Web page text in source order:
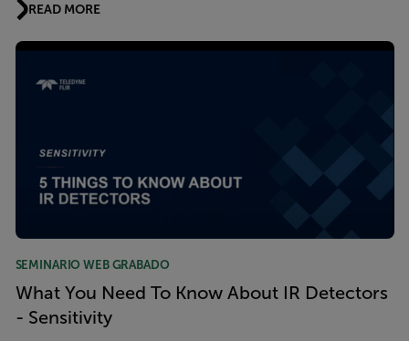
READ MORE
SEMINARIO WEB GRABADO
What You Need To Know About IR Detectors
- Sensitivity